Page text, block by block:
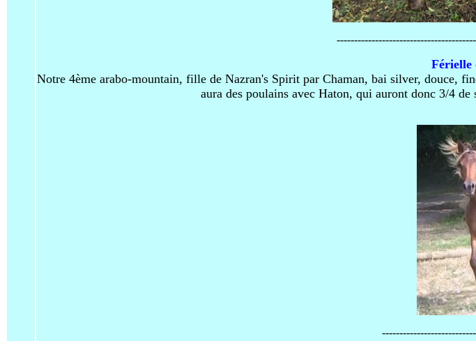
Férielle
Notre 4ème arabo-mountain, fille de Nazran's Spirit par Chaman, bai silver, douce,
aura des poulains avec Haton, qui auront donc 3/4